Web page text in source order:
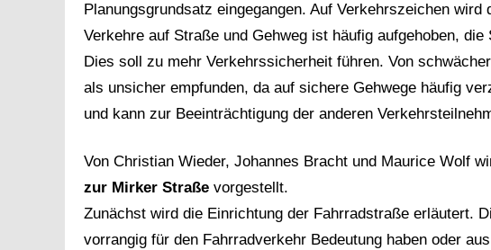
Planungsgrundsatz eingegangen. Auf Verkehrszeichen
Verkehre auf Straße und Gehweg ist häufig aufgehoben,
Dies soll zu mehr Verkehrssicherheit führen. Von
als unsicher empfunden, da auf sichere Gehwege häufig
und kann zur Beeinträchtigung der anderen
Von Christian Wieder, Johannes Bracht und Maurice Wolf
zur Mirker Straße vorgestellt.
Zunächst wird die Einrichtung der Fahrradstraße erläutert.
vorrangig für den Fahrradverkehr Bedeutung haben oder